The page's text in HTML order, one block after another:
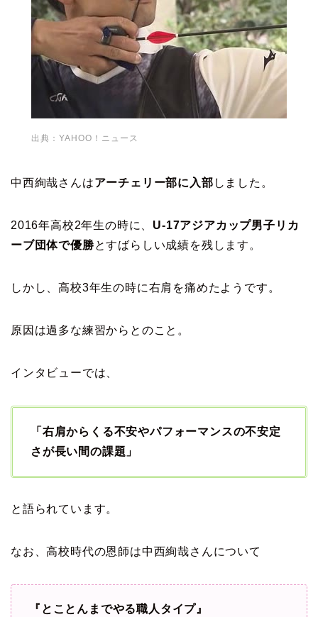
出典：YAHOO！ニュース
中西絢哉さんはアーチェリー部に入部 しました。
2016年高校2年生の時に、 U-17アジアカップ男子リカ
ーブ団体で優勝とすばらしい成績を残します。
しかし、高校3年生の時に右肩を痛めたようです。
原因は過多な練習からとのこと。
インタビューでは、
「右肩からくる不安やパフォーマンスの不安定
さが長い間の課題」
と語られています。
なお、高校時代の恩師は中西絢哉さんについて
『とことんまでやる職人タイプ』